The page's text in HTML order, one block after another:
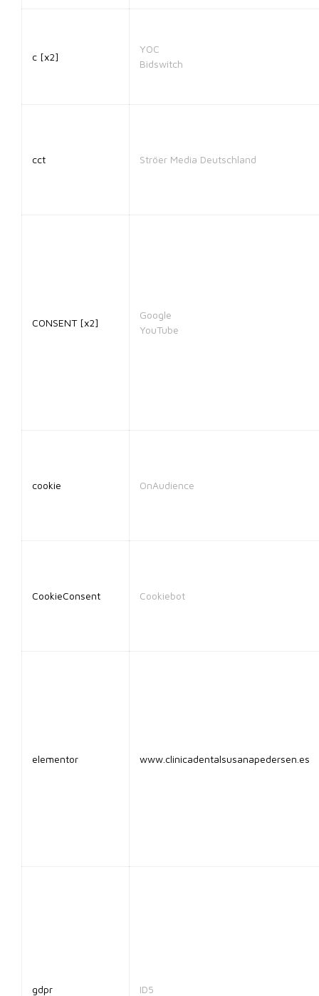
c [x2]
YOC
Bidswitch
cct Ströer Media Deutschland
CONSENT [x2]
Google
YouTube
cookie OnAudience
CookieConsent Cookiebot
elementor www.clinicadentalsusanapedersen.es
gdpr ID5